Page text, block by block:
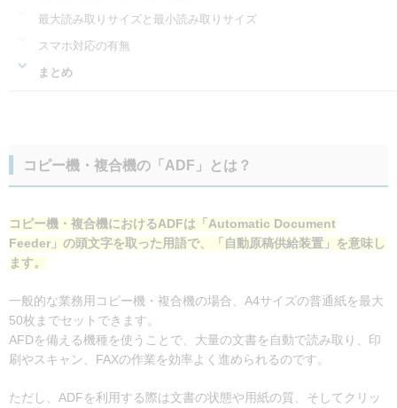
最大読み取りサイズと最小読み取りサイズ
スマホ対応の有無
まとめ
コピー機・複合機の「ADF」とは？
コピー機・複合機におけるADFは「Automatic Document
Feeder」の頭文字を取った用語で、「自動原稿供給装置」を意味し
ます。
一般的な業務用コピー機・複合機の場合、A4サイズの普通紙を最大
50枚までセットできます。
AFDを備える機種を使うことで、大量の文書を自動で読み取り、印
刷やスキャン、FAXの作業を効率よく進められるのです。
ただし、ADFを利用する際は文書の状態や用紙の質、そしてクリッ